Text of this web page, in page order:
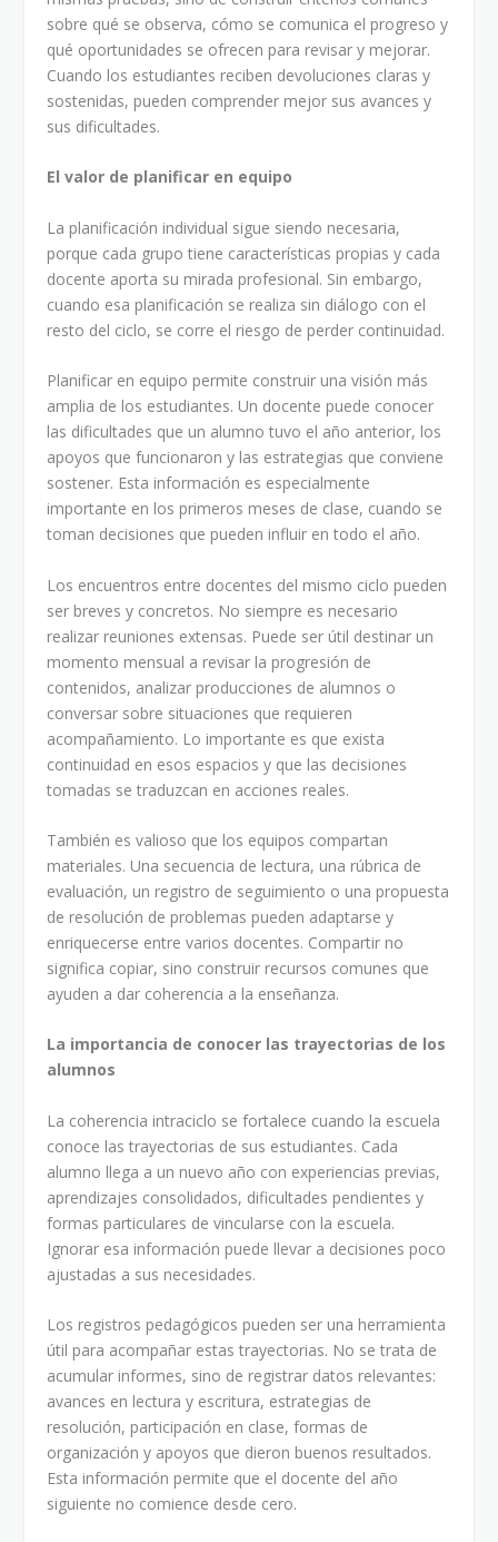
sobre qué se observa, cómo se comunica el progreso y
qué oportunidades se ofrecen para revisar y mejorar.
Cuando los estudiantes reciben devoluciones claras y
sostenidas, pueden comprender mejor sus avances y
sus dificultades.
El valor de planificar en equipo
La planificación individual sigue siendo necesaria,
porque cada grupo tiene características propias y cada
docente aporta su mirada profesional. Sin embargo,
cuando esa planificación se realiza sin diálogo con el
resto del ciclo, se corre el riesgo de perder continuidad.
Planificar en equipo permite construir una visión más
amplia de los estudiantes. Un docente puede conocer
las dificultades que un alumno tuvo el año anterior, los
apoyos que funcionaron y las estrategias que conviene
sostener. Esta información es especialmente
importante en los primeros meses de clase, cuando se
toman decisiones que pueden influir en todo el año.
Los encuentros entre docentes del mismo ciclo pueden
ser breves y concretos. No siempre es necesario
realizar reuniones extensas. Puede ser útil destinar un
momento mensual a revisar la progresión de
contenidos, analizar producciones de alumnos o
conversar sobre situaciones que requieren
acompañamiento. Lo importante es que exista
continuidad en esos espacios y que las decisiones
tomadas se traduzcan en acciones reales.
También es valioso que los equipos compartan
materiales. Una secuencia de lectura, una rúbrica de
evaluación, un registro de seguimiento o una propuesta
de resolución de problemas pueden adaptarse y
enriquecerse entre varios docentes. Compartir no
significa copiar, sino construir recursos comunes que
ayuden a dar coherencia a la enseñanza.
La importancia de conocer las trayectorias de los
alumnos
La coherencia intraciclo se fortalece cuando la escuela
conoce las trayectorias de sus estudiantes. Cada
alumno llega a un nuevo año con experiencias previas,
aprendizajes consolidados, dificultades pendientes y
formas particulares de vincularse con la escuela.
Ignorar esa información puede llevar a decisiones poco
ajustadas a sus necesidades.
Los registros pedagógicos pueden ser una herramienta
útil para acompañar estas trayectorias. No se trata de
acumular informes, sino de registrar datos relevantes:
avances en lectura y escritura, estrategias de
resolución, participación en clase, formas de
organización y apoyos que dieron buenos resultados.
Esta información permite que el docente del año
siguiente no comience desde cero.